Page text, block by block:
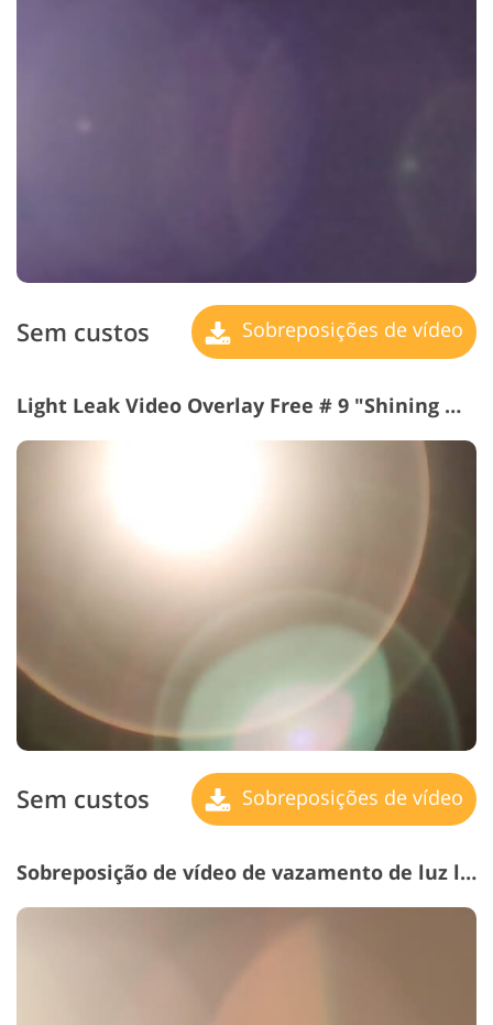
Sem custos Sobreposições de vídeo
Light Leak Video Overlay Free # 9 "Shining Moment"
Sem custos Sobreposições de vídeo
Sobreposição de vídeo de vazamento de luz livre # 10 "Dawn"